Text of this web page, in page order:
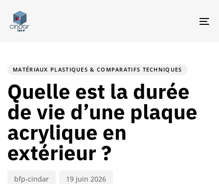
MATÉRIAUX PLASTIQUES & COMPARATIFS TECHNIQUES
Quelle est la durée
de vie d’une plaque
acrylique en
extérieur ?
bfp-cindar 19 juin 2026